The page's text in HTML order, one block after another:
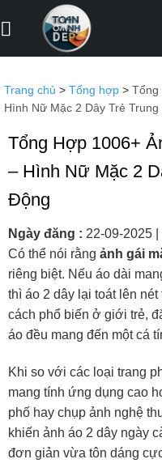
Trang chủ > Tổng hợp > Tổng
Hình Nữ Mặc 2 Dây Trẻ
Tổng Hợp 1006+
– Hình Nữ Mặc 2
Động
Ngày đăng : 22-09-2025
Có thể nói rằng ảnh gái
riêng biệt. Nếu áo dài
thì áo 2 dây lại toát lên
cách phổ biến ở giới trẻ,
áo đều mang đến một cá
Khi so với các loại trang
mang tính ứng dụng cao
phố hay chụp ảnh nghệ
khiến ảnh áo 2 dây ngày
đơn giản vừa tôn dáng